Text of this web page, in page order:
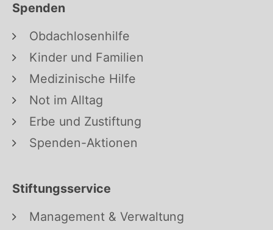
Spenden
Obdachlosenhilfe
Kinder und Familien
Medizinische Hilfe
Not im Alltag
Erbe und Zustiftung
Spenden-Aktionen
Stiftungsservice
Management & Verwaltung